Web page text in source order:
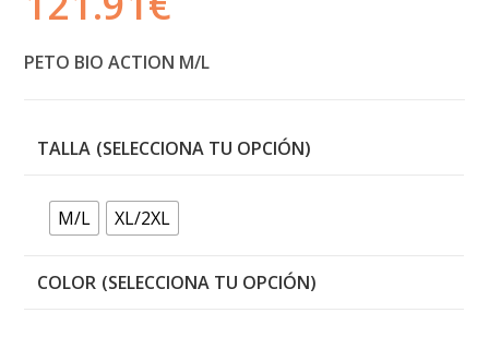
PETO BIO ACTION M/L
TALLA
M/L XL/2XL
COLOR